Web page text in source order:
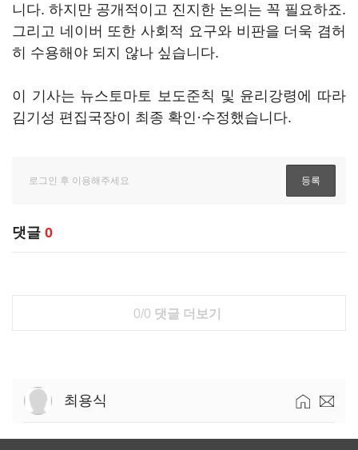
니다. 하지만 공개적이고 진지한 논의는 꼭 필요하죠.
그리고 네이버 또한 사회적 요구와 비판을 더욱 겸허
히 수용해야 되지 않나 싶습니다.
이 기사는 뉴스토마토 보도준칙 및 윤리강령에 따라
김기성 편집국장이 최종 확인·수정했습니다.
댓글 0
0/0 댓글 더보기
최용식